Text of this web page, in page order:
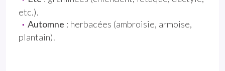
etc.).
Automne : herbacées (ambroisie, armoise,
plantain).